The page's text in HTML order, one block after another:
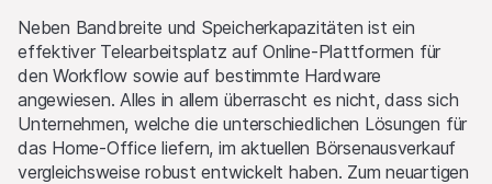
Neben Bandbreite und Speicherkapazitäten ist ein
effektiver Telearbeitsplatz auf Online-Plattformen für
den Workflow sowie auf bestimmte Hardware
angewiesen. Alles in allem überrascht es nicht, dass sich
Unternehmen, welche die unterschiedlichen Lösungen für
das Home-Office liefern, im aktuellen Börsenausverkauf
vergleichsweise robust entwickelt haben. Zum neuartigen